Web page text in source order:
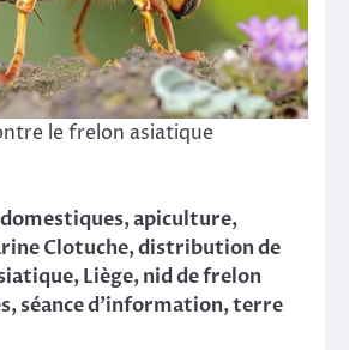
le frelon asiatique
,apiculture,
Clotuche,distribution de
,Liège,nid de frelon
,séance d’information,terre